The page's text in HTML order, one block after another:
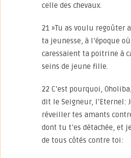
celle des chevaux.
21 »Tu as voulu regoûter
ta jeunesse, à l’époque
caressaient ta poitrine à
seins de jeune fille.
22 C’est pourquoi,
dit le Seigneur, l’Eternel:
réveiller tes amants
dont tu t’es détachée, et
de tous côtés contre toi: